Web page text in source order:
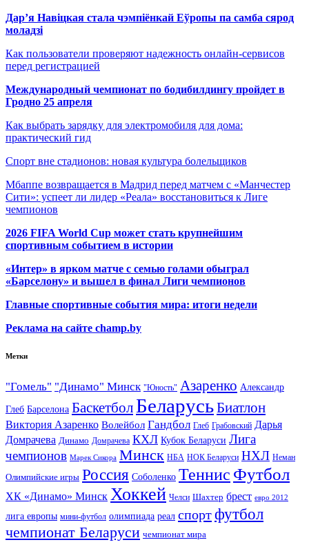
Дар’я Навіцкая стала чэмпіёнкай Еўропы па самба сярод
моладзі
Как пользователи проверяют надежность онлайн-сервисов
перед регистрацией
Международный чемпионат по бодибилдингу пройдет в
Гродно 25 апреля
Как выбрать зарядку для электромобиля для дома:
практический гид
Спорт вне стадионов: новая культура болельщиков
Мбаппе возвращается в Мадрид перед матчем с «Манчестер
Сити»: успеет ли лидер «Реала» восстановиться к Лиге
чемпионов
2026 FIFA World Cup может стать крупнейшим
спортивным событием в истории
«Интер» в ярком матче с семью голами обыграл
«Барселону» и вышел в финал Лиги чемпионов
Главные спортивные события мира: итоги недели
Реклама на сайте champ.by
Метки
"Гомель" "Динамо" Минск "Юность" Азаренко Александр
Глеб Барселона Баскетбол БеларусьБиатлон
Виктория Азаренко Волейбол Гандбол Глеб Грабовский Дарья
Домрачева Динамо Домрачева КХЛ Кубок Беларуси Лига
чемпионов Марек Сикора Минск НБА НОК Беларуси НХЛ Неман
Олимпийские игры Россия Соболенко Теннис Футбол
ХК «Динамо» Минск Хоккей Челси Шахтер брест евро 2012
лига европы мини-футбол олимпиада реал спортфутбол
чемпионат Беларуси чемпионат мира